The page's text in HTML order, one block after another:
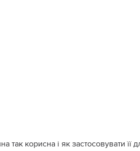
так корисна і як застосовувати її